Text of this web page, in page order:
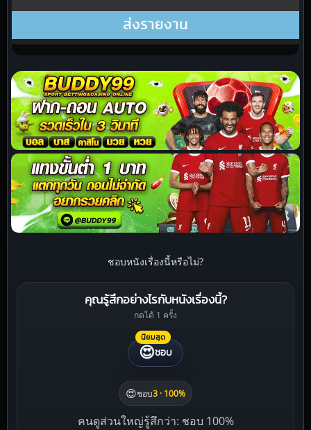
ชอบหนังเรื่องนี้หรือไม่?
คุณรู้สึกอย่างไรกับหนังเรื่องนี้?
กดได้ 1 ครั้ง
นิยมสุด
😍ชอบ
😍ชอบ3 · 100%
คนดูส่วนใหญ่รู้สึกว่า: ชอบ 100%